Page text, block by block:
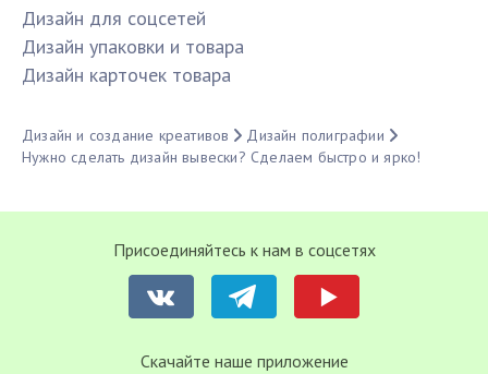
Дизайн для соцсетей
Дизайн упаковки и товара
Дизайн карточек товара
Дизайн и создание креативов
Дизайн полиграфии
Нужно сделать дизайн вывески? Сделаем быстро и ярко!
Присоединяйтесь к нам в соцсетях
Cкачайте наше приложение